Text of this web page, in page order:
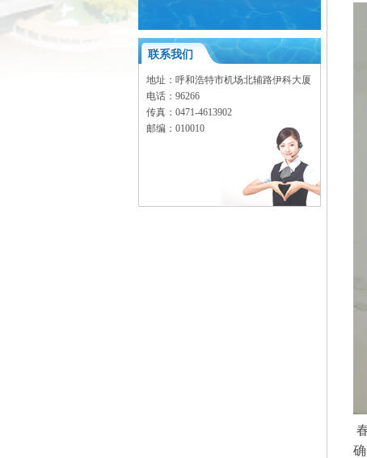
联系我们
地址：呼和浩特市机场北辅路伊科大厦
电话：96266
传真：0471-4613902
邮编：010010